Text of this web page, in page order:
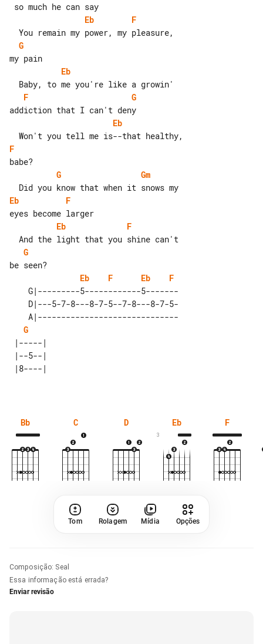
Eb
F
G
Eb
F
G
Eb
F
G
Gm
Eb
F
Eb
F
G
Eb
F Eb
F
G
Bb C D Eb
3
F
Tom Rolagem Mídia Opções
Composição: Seal
Essa informação está errada?
Enviar revisão